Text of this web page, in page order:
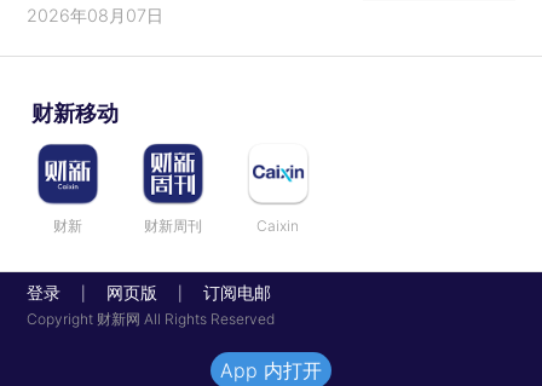
2026年08月07日
财新移动
财新 财新周刊 Caixin
登录 网页版 订阅电邮
Copyright 财新网 All Rights Reserved
App 内打开